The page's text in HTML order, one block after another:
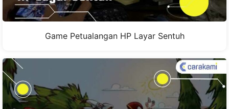
Game Petualangan HP Layar Sentuh